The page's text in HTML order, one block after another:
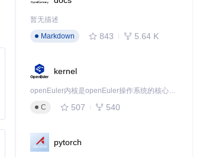
暂无描述
Markdown
843 5.64 K
kernel
openEuler内核是openEuler操作系统的核心，既是系统性能与稳定性的基石，也是连接处理器、设备与服务的桥梁。
C
507 540
pytorch